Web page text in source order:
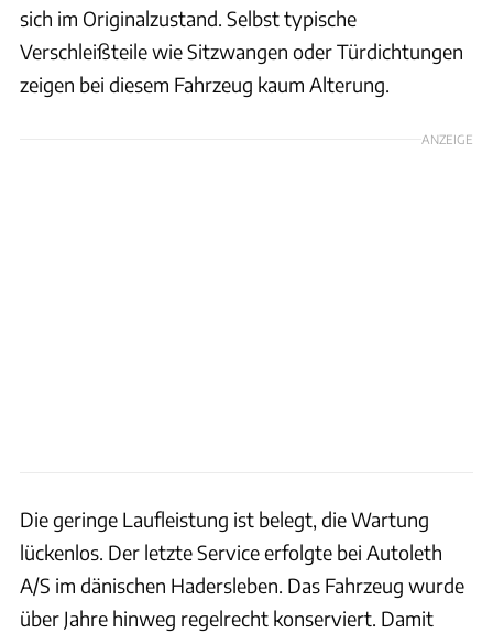
sich im Originalzustand. Selbst typische
Verschleißteile wie Sitzwangen oder Türdichtungen
zeigen bei diesem Fahrzeug kaum Alterung.
ANZEIGE
Die geringe Laufleistung ist belegt, die Wartung
lückenlos. Der letzte Service erfolgte bei Autoleth
A/S im dänischen Hadersleben. Das Fahrzeug wurde
über Jahre hinweg regelrecht konserviert. Damit